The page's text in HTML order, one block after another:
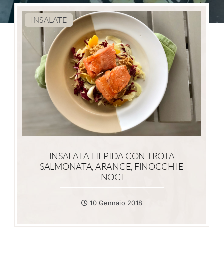
INSALATE
INSALATA TIEPIDA CON TROTA
SALMONATA, ARANCE, FINOCCHI E
NOCI
10 Gennaio 2018